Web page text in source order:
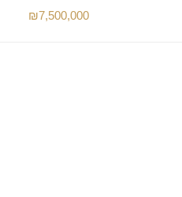
₪7,500,000